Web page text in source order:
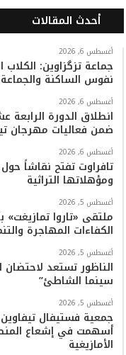
س
ب
و
ك
ي
ت
ر
ت
ي
و
أحدث المقالات
أغسطس 6, 2026
جماعة تزگزاوين: الكلاب
نفوس الساكنة
أغسطس 6, 2026
انطلاق الدورة الرابعة
ضمن فعاليات مهرجان
أغسطس 6, 2026
تافراوت تفتح نقاشاً
ومؤهلاتها التراثية
أغسطس 5, 2026
ملتقى «تاروا
الكفاءات المهاجرة
أغسطس 5, 2026
الناظور تستعد لاحتضان
سينما الشاطئ”
أغسطس 5, 2026
جمعية فستيفال
أسهمت في إشعاع
الأمازيغية